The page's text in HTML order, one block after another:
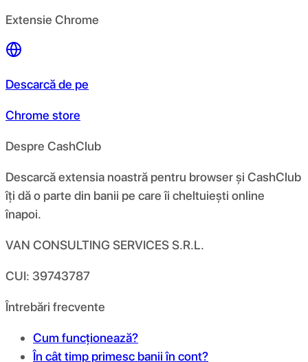
Extensie Chrome
Descarcă de pe
Chrome store
Despre CashClub
Descarcă extensia noastră pentru browser și CashClub
îți dă o parte din banii pe care îi cheltuiești online
înapoi.
VAN CONSULTING SERVICES S.R.L.
CUI: 39743787
Întrebări frecvente
Cum funcționează?
În cât timp primesc banii în cont?